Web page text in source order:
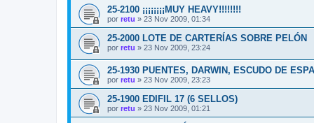
25-2100 ¡¡¡¡¡¡¡¡MUY HEAVY!!!!!!!!
por retu » 23 Nov 2009, 01:34
25-2000 LOTE DE CARTERÍAS SOBRE PELÓN
por retu » 23 Nov 2009, 23:24
25-1930 PUENTES, DARWIN, ESCUDO DE
por retu » 23 Nov 2009, 23:23
25-1900 EDIFIL 17 (6 SELLOS)
por retu » 23 Nov 2009, 01:21